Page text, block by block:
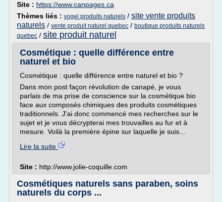
Site : https://www.canpages.ca
Thèmes liés : vogel produits naturels / site vente produits
naturels / vente produit naturel quebec / boutique produits naturels
quebec / site produit naturel
Cosmétique : quelle différence entre
naturel et bio
Cosmétique : quelle différence entre naturel et bio ?
Dans mon post façon révolution de canapé, je vous
parlais de ma prise de conscience sur la cosmétique bio
face aux composés chimiques des produits cosmétiques
traditionnels. J'ai donc commencé mes recherches sur le
sujet et je vous décrypterai mes trouvailles au fur et à
mesure. Voilà la première épine sur laquelle je suis...
Lire la suite
Site : http://www.jolie-coquille.com
Cosmétiques naturels sans paraben, soins
naturels du corps ...